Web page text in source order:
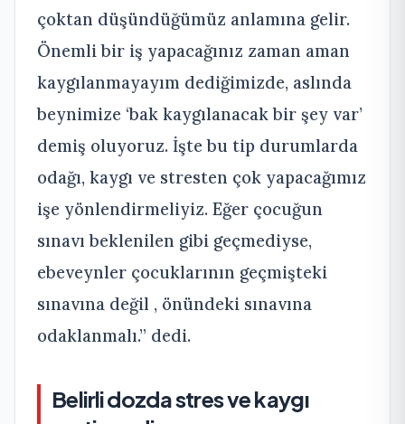
çoktan düşündüğümüz anlamına gelir.
Önemli bir iş yapacağınız zaman aman
kaygılanmayayım dediğimizde, aslında
beynimize ‘bak kaygılanacak bir şey var’
demiş oluyoruz. İşte bu tip durumlarda
odağı, kaygı ve stresten çok yapacağımız
işe yönlendirmeliyiz. Eğer çocuğun
sınavı beklenilen gibi geçmediyse,
ebeveynler çocuklarının geçmişteki
sınavına değil , önündeki sınavına
odaklanmalı.” dedi.
Belirli dozda stres ve kaygı